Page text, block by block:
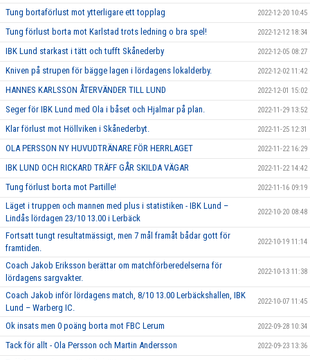
Tung bortaförlust mot ytterligare ett topplag 2022-12-20 10:45
Tung förlust borta mot Karlstad trots ledning o bra spel! 2022-12-12 18:34
IBK Lund starkast i tätt och tufft Skånederby 2022-12-05 08:27
Kniven på strupen för bägge lagen i lördagens lokalderby. 2022-12-02 11:42
HANNES KARLSSON ÅTERVÄNDER TILL LUND 2022-12-01 15:02
Seger för IBK Lund med Ola i båset och Hjalmar på plan. 2022-11-29 13:52
Klar förlust mot Höllviken i Skånederbyt. 2022-11-25 12:31
OLA PERSSON NY HUVUDTRÄNARE FÖR HERRLAGET 2022-11-22 16:29
IBK LUND OCH RICKARD TRÄFF GÅR SKILDA VÄGAR 2022-11-22 14:42
Tung förlust borta mot Partille! 2022-11-16 09:19
Läget i truppen och mannen med plus i statistiken - IBK Lund –
Lindås lördagen 23/10 13.00 i Lerbäck
2022-10-20 08:48
Fortsatt tungt resultatmässigt, men 7 mål framåt bådar gott för
framtiden.
2022-10-19 11:14
Coach Jakob Eriksson berättar om matchförberedelserna för
lördagens sargvakter.
2022-10-13 11:38
Coach Jakob inför lördagens match, 8/10 13.00 Lerbäckshallen, IBK
Lund – Warberg IC.
2022-10-07 11:45
Ok insats men 0 poäng borta mot FBC Lerum 2022-09-28 10:34
Tack för allt - Ola Persson och Martin Andersson 2022-09-23 13:36